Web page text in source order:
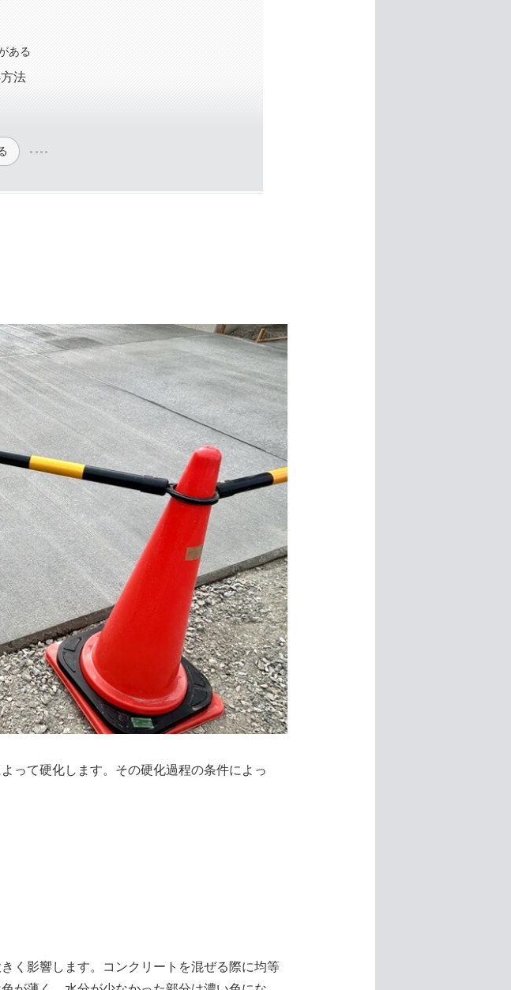
ある
法
って硬化します。その硬化過程の条件によっ
く影響します。コンクリートを混ぜる際に均等